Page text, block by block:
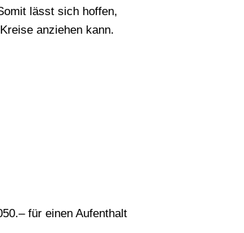
lässt sich hoffen,
Kreise anziehen kann.
für einen Aufenthalt